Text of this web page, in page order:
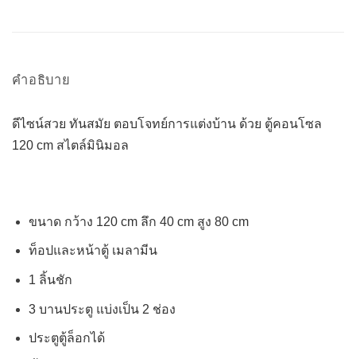
คำอธิบาย
ดีไซน์สวย ทันสมัย ตอบโจทย์การแต่งบ้าน ด้วย ตู้คอนโซล
120 cm สไตล์มินิมอล
ขนาด กว้าง 120 cm ลึก 40 cm สูง 80 cm
ท็อปและหน้าตู้ เมลามีน
1 ลิ้นชัก
3 บานประตู แบ่งเป็น 2 ช่อง
ประตูตู้ล็อกได้